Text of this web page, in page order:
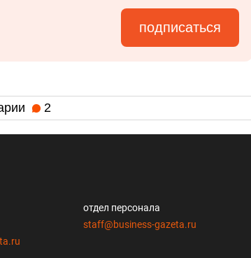
подписаться
2
отдел персонала
staff@business-gazeta.ru